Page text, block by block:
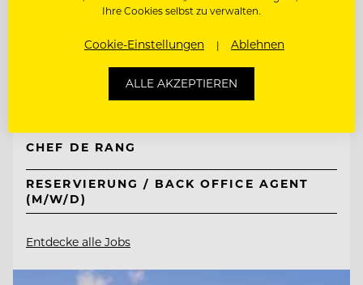
TOP ARBEITGEBER
Tirol Lodge Ellmau
CHEF DE RANG
RESERVIERUNG / BACK OFFICE AGENT
(M/W/D)
Entdecke alle Jobs
Ihre Cookies selbst zu verwalten.
Cookie-Einstellungen Ablehnen
ALLE AKZEPTIEREN